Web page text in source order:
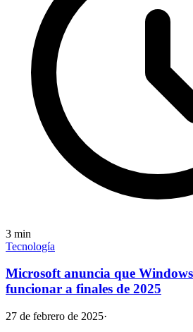
3 min
Tecnología
Microsoft anuncia que
funcionar a finales de 2025
27 de febrero de 2025·